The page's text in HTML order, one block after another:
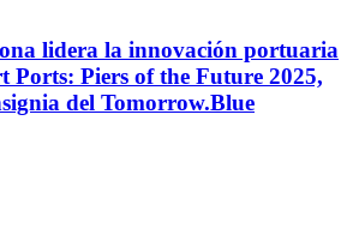
lidera la innovación portuaria
Ports: Piers of the Future 2025,
del Tomorrow.Blue